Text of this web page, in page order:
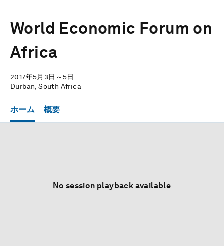
World Economic Forum on
Africa
2017年5月3日～5日
Durban, South Africa
ホーム 概要
No session playback available